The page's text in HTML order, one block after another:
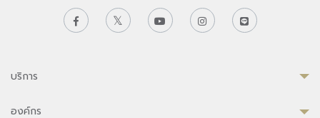
บริการ
องค์กร